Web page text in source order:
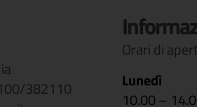
382110
Orari di
Lunedì
10.00 –